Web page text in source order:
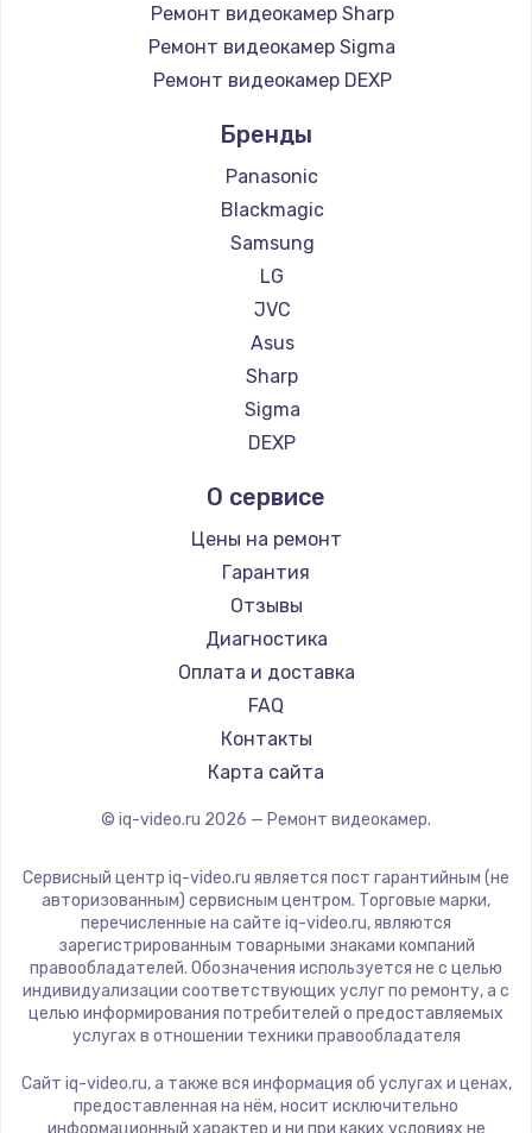
Ремонт видеокамер Sharp
Ремонт видеокамер Sigma
Ремонт видеокамер DEXP
Бренды
Panasonic
Blackmagic
Samsung
LG
JVC
Asus
Sharp
Sigma
DEXP
О сервисе
Цены на ремонт
Гарантия
Отзывы
Диагностика
Оплата и доставка
FAQ
Контакты
Карта сайта
© iq-video.ru 2026 — Ремонт видеокамер.
Сервисный центр iq-video.ru является пост гарантийным (не
авторизованным) сервисным центром. Торговые марки,
перечисленные на сайте iq-video.ru, являются
зарегистрированным товарными знаками компаний
правообладателей. Обозначения используется не с целью
индивидуализации соответствующих услуг по ремонту, а с
целью информирования потребителей о предоставляемых
услугах в отношении техники правообладателя
Сайт iq-video.ru, а также вся информация об услугах и ценах,
предоставленная на нём, носит исключительно
информационный характер и ни при каких условиях не